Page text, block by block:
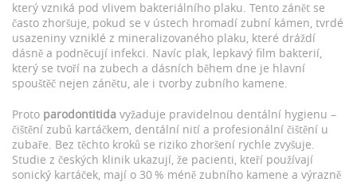
který vzniká pod vlivem bakteriálního plaku. Tento zánět se
často zhoršuje, pokud se v ústech hromadí zubní kámen, tvrdé
usazeniny vzniklé z mineralizovaného plaku, které dráždí
dásně a podněcují infekci. Navíc plak, lepkavý film bakterií,
který se tvoří na zubech a dásních během dne je hlavní
spouštěč nejen zánětu, ale i tvorby zubního kamene.
Proto parodontitida vyžaduje pravidelnou dentální hygienu –
čištění zubů kartáčkem, dentální nití a profesionální čištění u
zubaře. Bez těchto kroků se riziko zhoršení rychle zvyšuje.
Studie z českých klinik ukazují, že pacienti, kteří používají
sonický kartáček, mají o 30 % méně zubního kamene a výrazně